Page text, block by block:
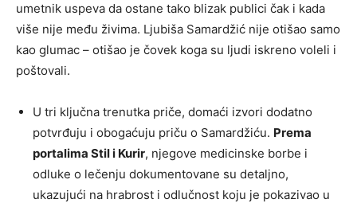
umetnik uspeva da ostane tako blizak publici čak i kada
više nije među živima. Ljubiša Samardžić nije otišao samo
kao glumac – otišao je čovek koga su ljudi iskreno voleli i
poštovali.
U tri ključna trenutka priče, domaći izvori dodatno
potvrđuju i obogaćuju priču o Samardžiću. Prema
portalima Stil i Kurir, njegove medicinske borbe i
odluke o lečenju dokumentovane su detaljno,
ukazujući na hrabrost i odlučnost koju je pokazivao u